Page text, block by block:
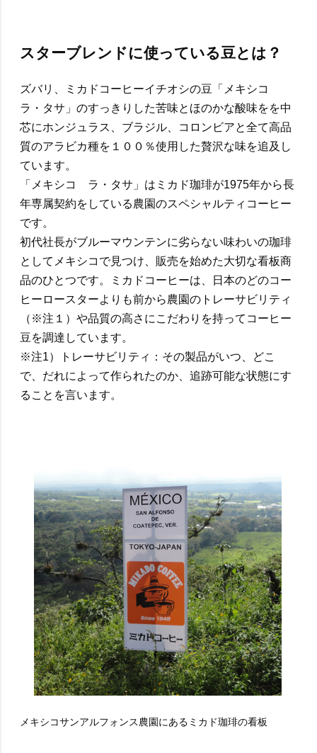
スターブレンドに使っている豆とは？
ズバリ、ミカドコーヒーイチオシの豆「メキシコ
ラ・タサ」のすっきりした苦味とほのかな酸味をを中
芯にホンジュラス、ブラジル、コロンビアと全て高品
質のアラビカ種を１００％使用した贅沢な味を追及し
ています。
「メキシコ ラ・タサ」はミカド珈琲が1975年から長
年専属契約をしている農園のスペシャルティコーヒー
です。
初代社長がブルーマウンテンに劣らない味わいの珈琲
としてメキシコで見つけ、販売を始めた大切な看板商
品のひとつです。ミカドコーヒーは、日本のどのコー
ヒーロースターよりも前から農園のトレーサビリティ
（※注１）や品質の高さにこだわりを持ってコーヒー
豆を調達しています。
※注1）トレーサビリティ：その製品がいつ、どこ
で、だれによって作られたのか、追跡可能な状態にす
ることを言います。
メキシコサンアルフォンス農園にあるミカド珈琲の看板